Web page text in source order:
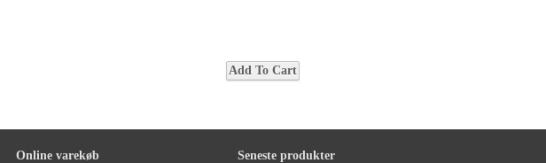
Online varekøb Seneste produkter